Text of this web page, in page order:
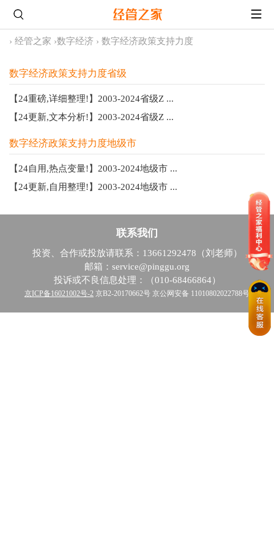
› 经管之家 ›数字经济 › 数字经济政策支持力度
数字经济政策支持力度省级
【24重磅,详细整理!】2003-2024省级Z ...
【24更新,文本分析!】2003-2024省级Z ...
数字经济政策支持力度地级市
【24自用,热点变量!】2003-2024地级市 ...
【24更新,自用整理!】2003-2024地级市 ...
联系我们
投资、合作或投放请联系：13661292478（刘老师）
邮箱：service@pinggu.org
投诉或不良信息处理：（010-68466864）
京ICP备16021002号-2 京B2-20170662号 京公网安备 11010802022788号